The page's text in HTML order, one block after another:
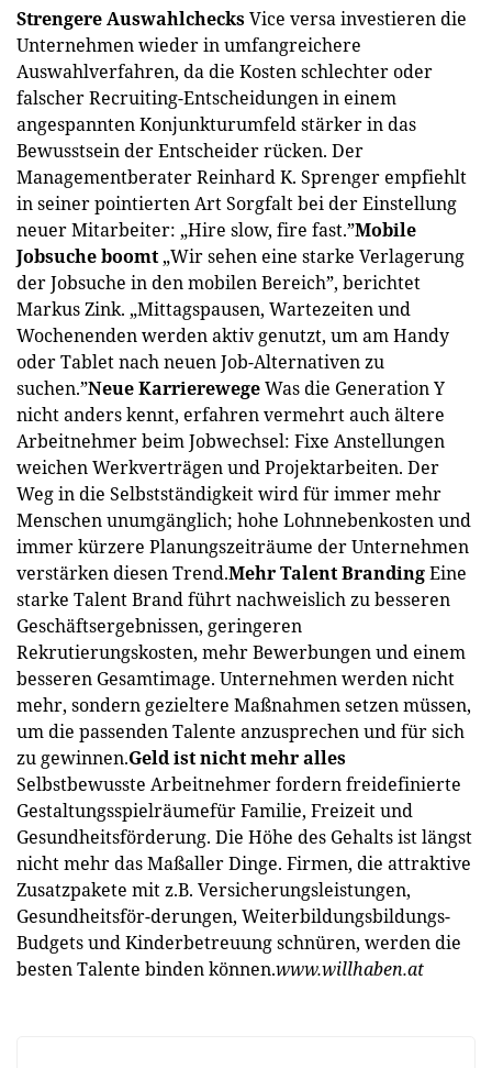
Strengere AuswahlchecksVice versa investieren die
Unternehmen wieder in umfangreichere
Auswahlverfahren, da die Kosten schlechter oder
falscher Recruiting-Entscheidungen in einem
angespannten Konjunkturumfeld stärker in das
Bewusstsein der Entscheider rücken. Der
Managementberater Reinhard K. Sprenger empfiehlt
in seiner pointierten Art Sorgfalt bei der Einstellung
neuer Mitarbeiter: „Hire slow, fire fast.”Mobile
Jobsuche boomt„Wir sehen eine starke Verlagerung
der Jobsuche in den mobilen Bereich”, berichtet
Markus Zink. „Mittagspausen, Wartezeiten und
Wochenenden werden aktiv genutzt, um am Handy
oder Tablet nach neuen Job-Alternativen zu
suchen.”Neue KarrierewegeWas die Generation Y
nicht anders kennt, erfahren vermehrt auch ältere
Arbeitnehmer beim Jobwechsel: Fixe Anstellungen
weichen Werkverträgen und Projektarbeiten. Der
Weg in die Selbstständigkeit wird für immer mehr
Menschen unumgänglich; hohe Lohnnebenkosten und
immer kürzere Planungszeiträume der Unternehmen
verstärken diesen Trend.Mehr Talent BrandingEine
starke Talent Brand führt nachweislich zu besseren
Geschäftsergebnissen, geringeren
Rekrutierungskosten, mehr Bewerbungen und einem
besseren Gesamtimage. Unternehmen werden nicht
mehr, sondern gezieltere Maßnahmen setzen müssen,
um die passenden Talente anzusprechen und für sich
zu gewinnen.Geld ist nicht mehr alles
Selbstbewusste Arbeitnehmer fordern freidefinierte
Gestaltungsspielräumefür Familie, Freizeit und
Gesundheitsförderung. Die Höhe des Gehalts ist längst
nicht mehr das Maßaller Dinge. Firmen, die attraktive
Zusatzpakete mit z.B. Versicherungsleistungen,
Gesundheitsför-derungen, Weiterbildungsbildungs-
Budgets und Kinderbetreuung schnüren, werden die
besten Talente binden können.www.willhaben.at